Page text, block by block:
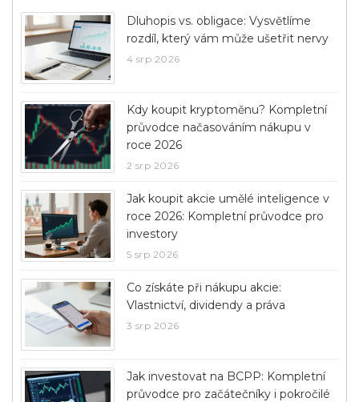
Dluhopis vs. obligace: Vysvětlíme
rozdíl, který vám může ušetřit nervy
4 srp 2026
Kdy koupit kryptoměnu? Kompletní
průvodce načasováním nákupu v
roce 2026
2 srp 2026
Jak koupit akcie umělé inteligence v
roce 2026: Kompletní průvodce pro
investory
5 srp 2026
Co získáte při nákupu akcie:
Vlastnictví, dividendy a práva
3 srp 2026
Jak investovat na BCPP: Kompletní
průvodce pro začátečníky i pokročilé